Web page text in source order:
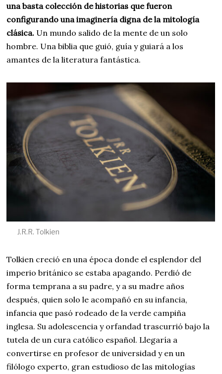
una basta colección de historias que fueron
configurando una imaginería digna de la mitología
clásica. Un mundo salido de la mente de un solo
hombre. Una biblia que guió, guía y guiará a los
amantes de la literatura fantástica.
J.R.R. Tolkien
Tolkien creció en una época donde el esplendor del
imperio británico se estaba apagando. Perdió de
forma temprana a su padre, y a su madre años
después, quien solo le acompañó en su infancia,
infancia que pasó rodeado de la verde campiña
inglesa. Su adolescencia y orfandad trascurrió bajo la
tutela de un cura católico español. Llegaría a
convertirse en profesor de universidad y en un
filólogo experto, gran estudioso de las mitologías